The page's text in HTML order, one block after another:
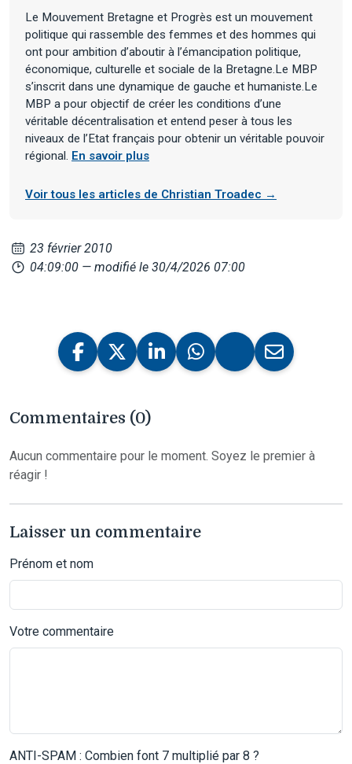
Le Mouvement Bretagne et Progrès est un mouvement
politique qui rassemble des femmes et des hommes qui
ont pour ambition d’aboutir à l’émancipation politique,
économique, culturelle et sociale de la Bretagne.Le MBP
s’inscrit dans une dynamique de gauche et humaniste.Le
MBP a pour objectif de créer les conditions d’une
véritable décentralisation et entend peser à tous les
niveaux de l’Etat français pour obtenir un véritable pouvoir
régional. En savoir plus
Voir tous les articles de Christian Troadec →
23 février 2010
04:09:00 — modifié le 30/4/2026 07:00
Commentaires (0)
Aucun commentaire pour le moment. Soyez le premier à
réagir !
Laisser un commentaire
Prénom et nom
Votre commentaire
ANTI-SPAM : Combien font 7 multiplié par 8 ?